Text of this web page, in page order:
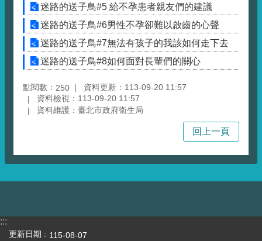
迷路的送子鳥#5 給不孕患者親友們的建議
迷路的送子鳥#6男性不孕卻難以啟齒的心聲
迷路的送子鳥#7無法有孩子的我該如何走下去
迷路的送子鳥#8如何面對長輩們的關心
點閱數： 250
資料更新：113-09-20 11:57
資料檢視：113-09-20 11:57
資料維護：臺北市政府衛生局
回上一頁
:::
更新日期
115-08-07